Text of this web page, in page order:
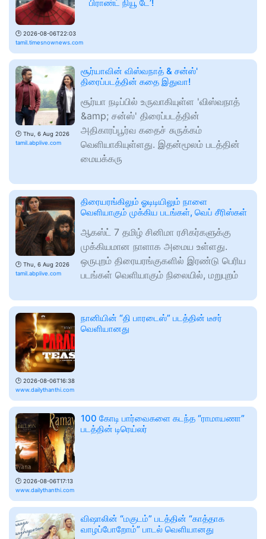
🕑 2026-08-06T22:03
tamil.timesnownews.com
பிராண்ட் நியூ டே’!
🕑 Thu, 6 Aug 2026
tamil.abplive.com
சூர்யாவின் விஸ்வநாத் & சன்ஸ்'
திரைப்படத்தின் கதை இதுவா!
சூர்யா நடிப்பில் உருவாகியுள்ள 'விஸ்வநாத்
&amp; சன்ஸ்' திரைப்படத்தின்
அதிகாரப்பூர்வ கதைச் சுருக்கம்
வெளியாகியுள்ளது. இதன்மூலம் படத்தின்
மையக்கரு
🕑 Thu, 6 Aug 2026
tamil.abplive.com
திரையரங்கிலும் ஓடிடியிலும் நாளை
வெளியாகும் முக்கிய படங்கள், வெப் சீரிஸ்கள்
ஆகஸ்ட் 7 தமிழ் சினிமா ரசிகர்களுக்கு
முக்கியமான நாளாக அமைய உள்ளது.
ஒருபுறம் திரையரங்குகளில் இரண்டு பெரிய
படங்கள் வெளியாகும் நிலையில், மறுபுறம்
🕑 2026-08-06T16:38
www.dailythanthi.com
நானியின் “தி பாரடைஸ்” படத்தின் டீசர்
வெளியானது
🕑 2026-08-06T17:13
www.dailythanthi.com
100 கோடி பார்வைகளை கடந்த “ராமாயணா”
படத்தின் டிரெய்லர்
விஷாலின் “மகுடம்” படத்தின் “காத்தாக
வாழப்போறோம்” பாடல் வெளியானது